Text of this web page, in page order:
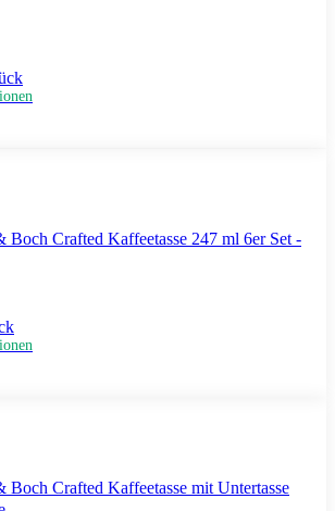
Crafted Kaffeetasse 247 ml 6er Set -
Crafted Kaffeetasse mit Untertasse